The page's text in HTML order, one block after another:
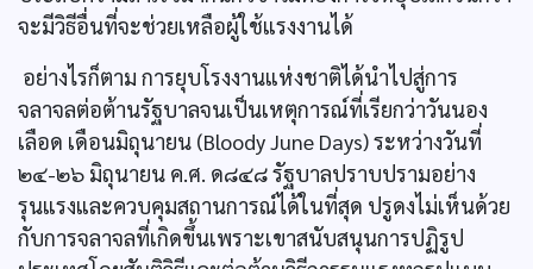
จะมีวิธีอื่นที่จะช่วยเหลือผู้ใช้แรงงานได้
อย่างไรก็ตาม การยุบโรงงานแห่งชาติได้นำไปสู่การ
จลาจลต่อต้านรัฐบาลจนเป็นเหตุการณ์ที่เรียกว่าวันนอง
เลือด เดือนมิถุนายน (Bloody June Days) ระหว่างวันที่
๒๔-๒๖ มิถุนายน ค.ศ. ด๘๔๘ รัฐบาลปราบปรามอย่าง
รุนแรงและควบคุมสถานการณ์ได้ในที่สุด ปรูดงไม่เห็นด้วย
กับการจลาจลที่เกิดขึ้นเพราะเขาสนับสนุนการปฏิรูป